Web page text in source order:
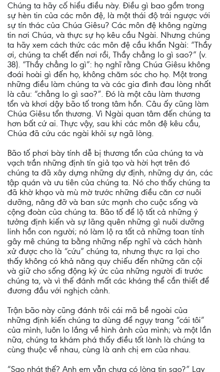
Chúng ta hãy cố hiểu điều này. Điều gì bao gồm trong
sự hèn tin của các môn đệ, là một thái độ trái ngược với
sự tín thác của Chúa Giêsu? Các môn đệ không ngừng
tin nơi Chúa, và thực sự họ kêu cầu Ngài. Nhưng chúng
ta hãy xem cách thức các môn đệ cầu khẩn Ngài: “Thầy
ơi, chúng ta chết đến nơi rồi, Thầy chẳng lo gì sao?” (v.
38). “Thầy chẳng lo gì”: họ nghĩ rằng Chúa Giêsu không
đoái hoài gì đến họ, không chăm sóc cho họ. Một trong
những điều làm chúng ta và các gia đình đau lòng nhất
là câu: “chẳng lo gì sao?”. Đó là một câu làm thương
tổn và khơi dậy bão tố trong tâm hồn. Câu ấy cũng làm
Chúa Giêsu tổn thương. Vì Ngài quan tâm đến chúng ta
hơn bất cứ ai. Thực vậy, sau khi các môn đệ kêu cầu,
Chúa đã cứu các ngài khỏi sự ngã lòng.
Bão tố phơi bày tính dễ bị thương tổn của chúng ta và
vạch trần những định tín giả tạo và hời hợt trên đó
chúng ta đã xây dựng những dự định, những dự án, các
tập quán và ưu tiên của chúng ta. Nó cho thấy chúng ta
đã khờ khạo và mù mờ trước những điều căn cơ nuôi
dưỡng, nâng đỡ và ban sức mạnh cho cuộc sống và
cộng đoàn của chúng ta. Bão tố để lộ tất cả những ý
tưởng định kiến và sự lãng quên những gì nuôi dưỡng
linh hồn con người; nó làm lộ ra tất cả những toan tính
gây mê chúng ta bằng những nếp nghĩ và cách hành
xử được cho là “cứu” chúng ta, nhưng thực ra lại cho
thấy không có khả năng quy chiếu đến những căn cội
và giữ cho sống động ký ức của những người đi trước
chúng ta, và vì thế đánh mất các kháng thể cần thiết để
đương đầu với nghịch cảnh.
Trận bão này cũng đánh trôi cái mã bề ngoài của
những định kiến chúng ta dùng để ngụy trang “cái tôi”
của mình, luôn lo lắng về hình ảnh của mình; và một lần
nữa, chúng ta khám phá thấy điều tốt lành là chúng ta
cùng thuộc về nhau, cùng là anh chị em của nhau.
“Sao nhát thế? Anh em vẫn chưa có lòng tin sao?” Lạy